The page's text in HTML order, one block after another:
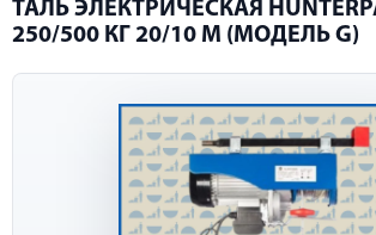
ТАЛЬ ЭЛЕКТРИЧЕСКАЯ
250/500 КГ 20/10 М (МОДЕЛЬ G)